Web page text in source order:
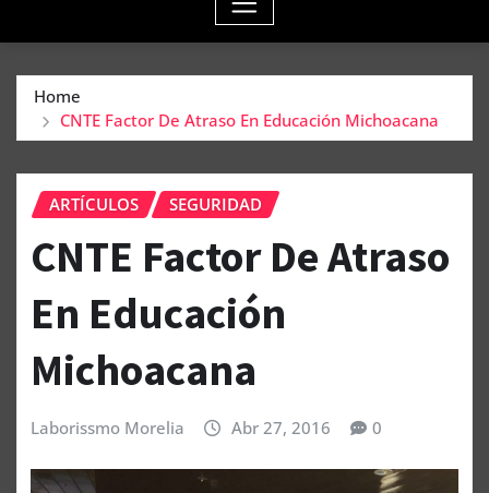
Home
CNTE Factor De Atraso En Educación Michoacana
ARTÍCULOS SEGURIDAD
CNTE Factor De Atraso
En Educación
Michoacana
Laborissmo Morelia Abr 27, 2016 0